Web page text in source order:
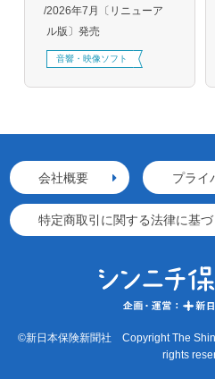
2026年7月〔リニューア
ル版〕発売
音響・映像ソフト
会社概要 プライ
特定商取引に関する法律に基
©新日本保険新聞社 Copyright The
rights